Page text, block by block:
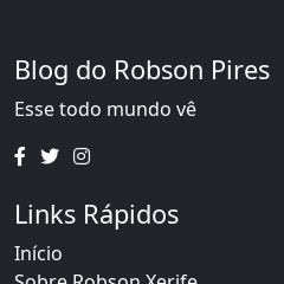
Blog do Robson Pires
Esse todo mundo vê
Links Rápidos
Início